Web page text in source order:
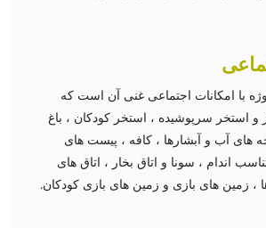
با امکانات اجتماعی غنی آن است که
و استخر سرپوشیده ، استخر کودکان ، باغ
آب و آبشارها ، کافه ، پیست های
اندام ، سونا و اتاق بخار ، اتاق های
زمین های بازی و زمین های بازی کودکان.